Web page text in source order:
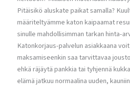
Pitäisikö aluskate paikat samalla?
määriteltyämme katon kaipaamat
sinulle mahdollisimman tarkan hinta-
Katonkorjaus-palvelun asiakkaana
maksamiseenkin saa tarvittavaa
ehkä räjäytä pankkia tai tyhjennä
elämä jatkuu normaalina uuden,